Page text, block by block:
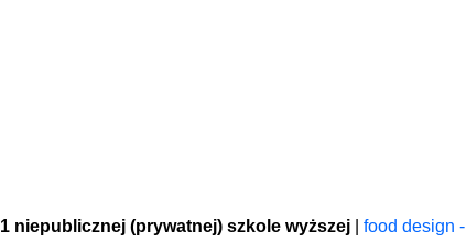
1 niepublicznej (prywatnej) szkole wyższej| food design -